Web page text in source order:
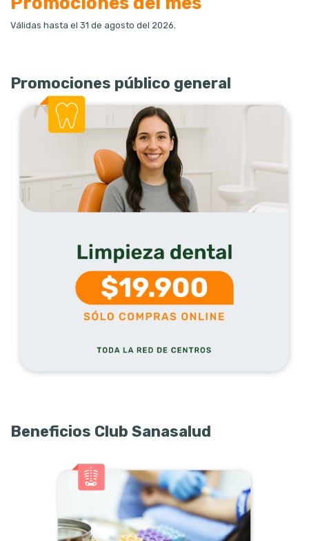
Válidas hasta el 31 de agosto del 2026.
Promociones público general
Beneficios Club Sanasalud